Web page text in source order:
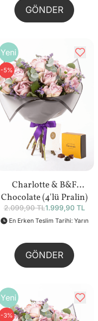
GÖNDER
Yeni
-5%
Charlotte & B&F
Chocolate (4'lü Pralin)
Bundle
2.099,90 TL1.999,90 TL
En Erken Teslim Tarihi: Yarın
GÖNDER
Yeni
-3%